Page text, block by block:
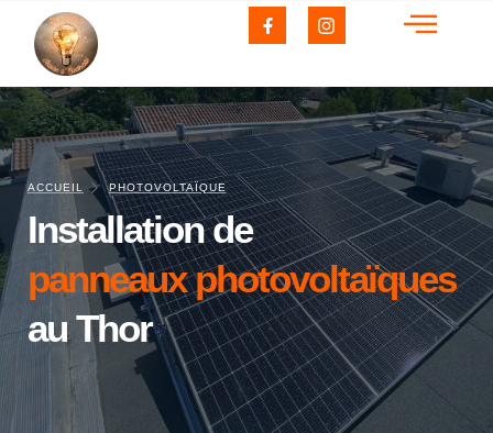
Photovoltaïque VMC Réalisations
ACCUEIL PHOTOVOLTAÏQUE
Installation de
panneaux photovoltaïques
au Thor